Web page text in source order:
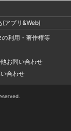
(アプリ&Web)
の利用・著作権等
お問い合わせ
合わせ